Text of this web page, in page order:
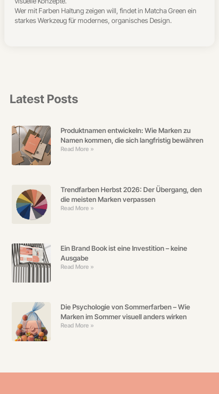
Wer mit Farben Haltung zeigen will, findet in Matcha Green ein
starkes Werkzeug für modernes, organisches Design.
Latest Posts
Produktnamen entwickeln: Wie Marken zu
Namen kommen, die sich langfristig bewähren
Read More »
Trendfarben Herbst 2026: Der Übergang, den
die meisten Marken verpassen
Read More »
Ein Brand Book ist eine Investition – keine
Ausgabe
Read More »
Die Psychologie von Sommerfarben – Wie
Marken im Sommer visuell anders wirken
Read More »